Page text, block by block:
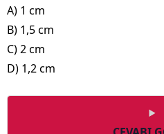
A) 1 cm
B) 1,5 cm
C) 2 cm
D) 1,2 cm